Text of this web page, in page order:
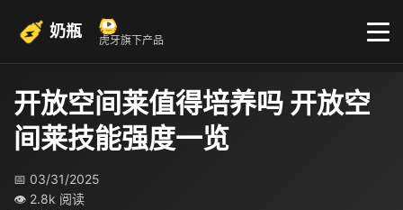
奶瓶 虎牙旗下产品
开放空间莱值得培养吗 开放空
间莱技能强度一览
📅 03/31/2025
👁 2.8k 阅读